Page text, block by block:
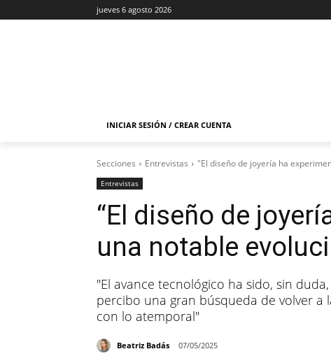
jueves 6 agosto 2026
INICIAR SESIÓN / CREAR CUENTA
Secciones Entrevistas "El diseño de joyería ha
Entrevistas
“El diseño de
una notable
"El avance tecnológico ha sido, sin
percibo una gran búsqueda de volver a
con lo atemporal"
Beatriz Badás 07/05/2025